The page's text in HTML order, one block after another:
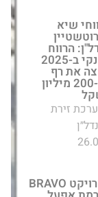
החברה
ישראלית
שתשקיע
40
אירו
בפרויקט